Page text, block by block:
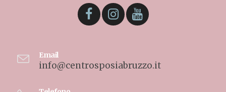
Email
info@centrosposiabruzzo.it